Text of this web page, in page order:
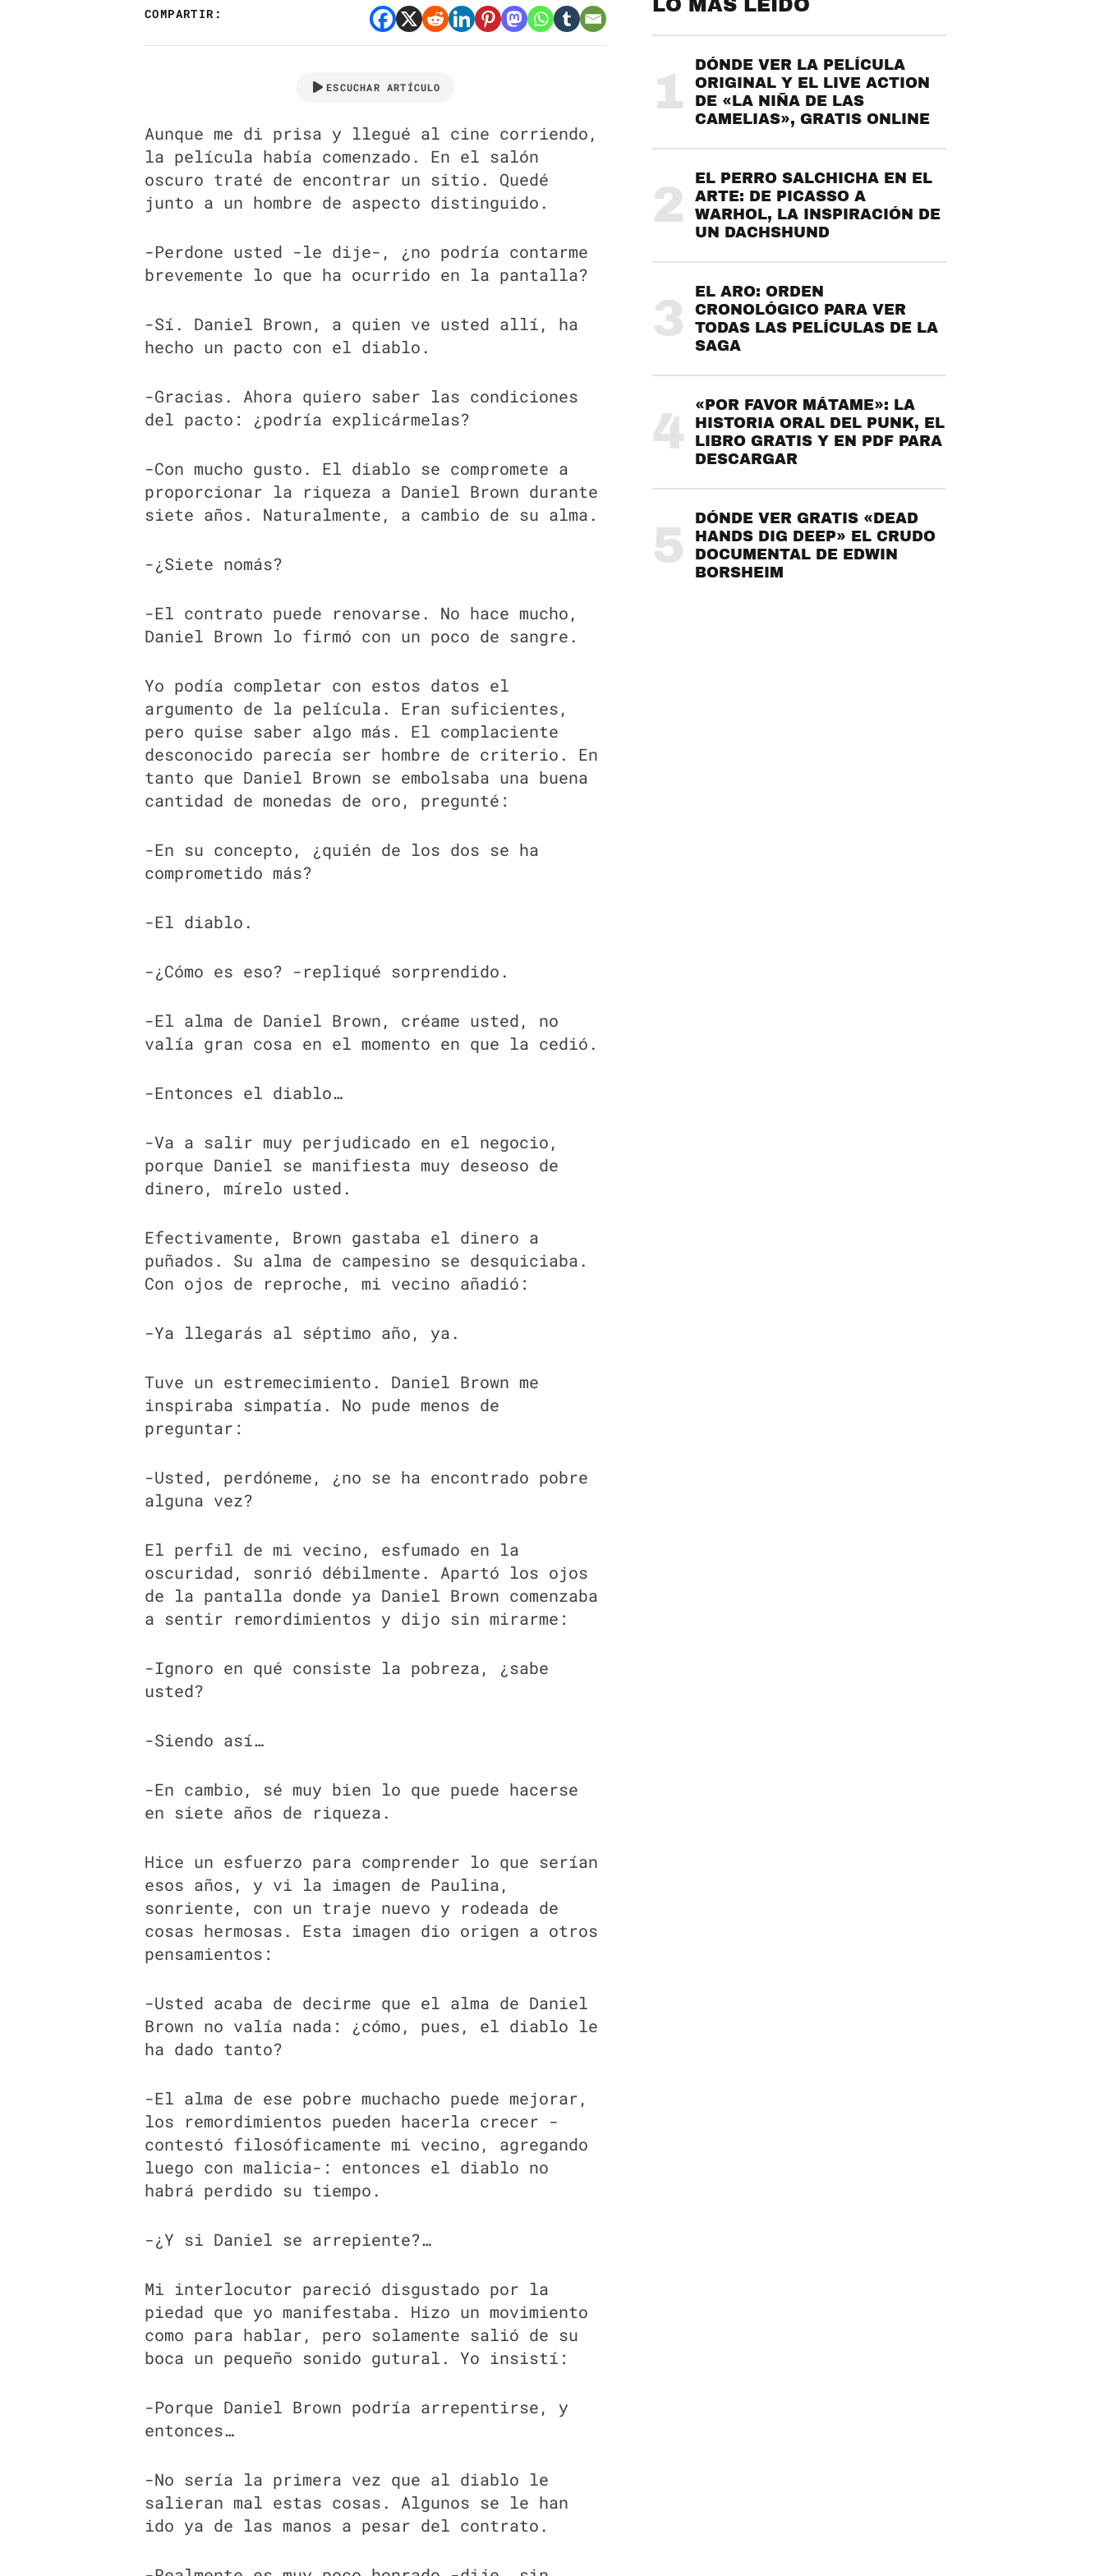
COMPARTIR:
ESCUCHAR ARTÍCULO
Aunque me di prisa y llegué al cine corriendo,
la película había comenzado. En el salón
oscuro traté de encontrar un sitio. Quedé
junto a un hombre de aspecto distinguido.
-Perdone usted -le dije-, ¿no podría contarme
brevemente lo que ha ocurrido en la pantalla?
-Sí. Daniel Brown, a quien ve usted allí, ha
hecho un pacto con el diablo.
-Gracias. Ahora quiero saber las condiciones
del pacto: ¿podría explicármelas?
-Con mucho gusto. El diablo se compromete a
proporcionar la riqueza a Daniel Brown durante
siete años. Naturalmente, a cambio de su alma.
-¿Siete nomás?
-El contrato puede renovarse. No hace mucho,
Daniel Brown lo firmó con un poco de sangre.
Yo podía completar con estos datos el
argumento de la película. Eran suficientes,
pero quise saber algo más. El complaciente
desconocido parecía ser hombre de criterio. En
tanto que Daniel Brown se embolsaba una buena
cantidad de monedas de oro, pregunté:
-En su concepto, ¿quién de los dos se ha
comprometido más?
-El diablo.
-¿Cómo es eso? -repliqué sorprendido.
-El alma de Daniel Brown, créame usted, no
valía gran cosa en el momento en que la cedió.
-Entonces el diablo…
-Va a salir muy perjudicado en el negocio,
porque Daniel se manifiesta muy deseoso de
dinero, mírelo usted.
Efectivamente, Brown gastaba el dinero a
puñados. Su alma de campesino se desquiciaba.
Con ojos de reproche, mi vecino añadió:
-Ya llegarás al séptimo año, ya.
Tuve un estremecimiento. Daniel Brown me
inspiraba simpatía. No pude menos de
preguntar:
-Usted, perdóneme, ¿no se ha encontrado pobre
alguna vez?
El perfil de mi vecino, esfumado en la
oscuridad, sonrió débilmente. Apartó los ojos
de la pantalla donde ya Daniel Brown comenzaba
a sentir remordimientos y dijo sin mirarme:
-Ignoro en qué consiste la pobreza, ¿sabe
usted?
-Siendo así…
-En cambio, sé muy bien lo que puede hacerse
en siete años de riqueza.
Hice un esfuerzo para comprender lo que serían
esos años, y vi la imagen de Paulina,
sonriente, con un traje nuevo y rodeada de
cosas hermosas. Esta imagen dio origen a otros
pensamientos:
-Usted acaba de decirme que el alma de Daniel
Brown no valía nada: ¿cómo, pues, el diablo le
ha dado tanto?
-El alma de ese pobre muchacho puede mejorar,
los remordimientos pueden hacerla crecer -
contestó filosóficamente mi vecino, agregando
luego con malicia-: entonces el diablo no
habrá perdido su tiempo.
-¿Y si Daniel se arrepiente?…
Mi interlocutor pareció disgustado por la
piedad que yo manifestaba. Hizo un movimiento
como para hablar, pero solamente salió de su
boca un pequeño sonido gutural. Yo insistí:
-Porque Daniel Brown podría arrepentirse, y
entonces…
-No sería la primera vez que al diablo le
salieran mal estas cosas. Algunos se le han
ido ya de las manos a pesar del contrato.
LO MÁS LEÍDO
1
DÓNDE VER LA PELÍCULA
ORIGINAL Y EL LIVE ACTION
DE «LA NIÑA DE LAS
CAMELIAS», GRATIS ONLINE
2
EL PERRO SALCHICHA EN EL
ARTE: DE PICASSO A
WARHOL, LA INSPIRACIÓN DE
UN DACHSHUND
3
EL ARO: ORDEN
CRONOLÓGICO PARA VER
TODAS LAS PELÍCULAS DE LA
SAGA
4
«POR FAVOR MÁTAME»: LA
HISTORIA ORAL DEL PUNK, EL
LIBRO GRATIS Y EN PDF PARA
DESCARGAR
5
DÓNDE VER GRATIS «DEAD
HANDS DIG DEEP» EL CRUDO
DOCUMENTAL DE EDWIN
BORSHEIM